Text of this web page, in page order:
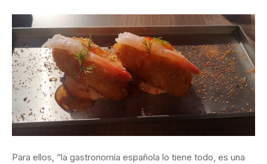
Para ellos, “la gastronomía española lo tiene todo, es una